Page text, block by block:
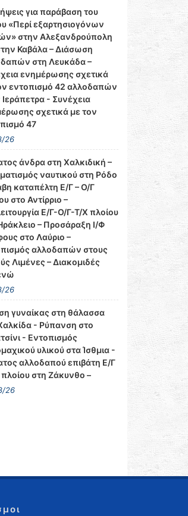
για παράβαση του
«Περί εξαρτησιογόνων
στην Αλεξανδρούπολη
Καβάλα – Διάσωση
στη Λευκάδα –
ενημέρωσης σχετικά
εντοπισμό 42 αλλοδαπών
- Συνέχεια
σχετικά με τον
47
26
άνδρα στη Χαλκιδική –
ναυτικού στη Ρόδο
καταπέλτη Ε/Γ – Ο/Γ
στο Αντίρριο –
Ε/Γ-Ο/Γ-Τ/Χ πλοίου
– Προσάραξη Ι/Φ
στο Λαύριο –
αλλοδαπών στους
Λιμένες – Διακομιδές
26
γυναίκας στη θάλασσα
- Ρύπανση στο
- Εντοπισμός
υλικού στα Ίσθμια -
αλλοδαπού επιβάτη Ε/Γ
στη Ζάκυνθο –
26